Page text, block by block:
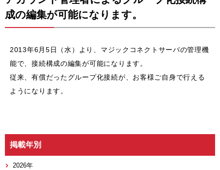
成の編集が可能になります。
2013年6月5日（水）より、マジックコネクトサーバの管理機
能で、接続構成の編集が可能になります。
従来、有償だったグループ化接続が、お客様ご自身で行える
ようになります。
掲載年別
2026年